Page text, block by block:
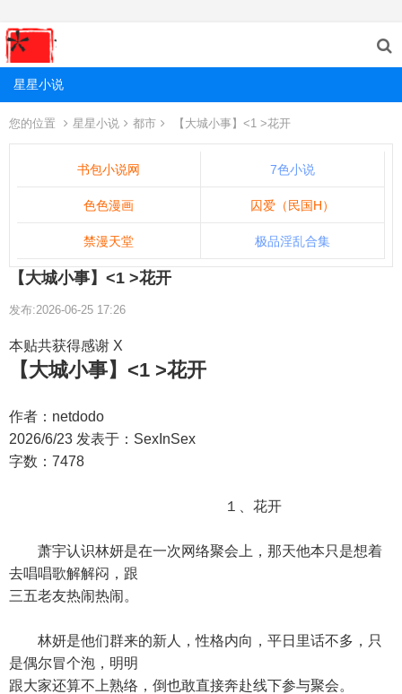
星星小说
您的位置 星星小说 都市 【大城小事】<1 >花开
书包小说网 7色小说
色色漫画 囚爱（民国H）
禁漫天堂 极品淫乱合集
【大城小事】<1 >花开
发布:2026-06-25 17:26
本贴共获得感谢 X
【大城小事】<1 >花开
作者：netdodo
2026/6/23 发表于：SexInSex
字数：7478
１、花开
萧宇认识林妍是在一次网络聚会上，那天他本只是想着
去唱唱歌解解闷，跟
三五老友热闹热闹。
林妍是他们群来的新人，性格内向，平日里话不多，只
是偶尔冒个泡，明明
跟大家还算不上熟络，倒也敢直接奔赴线下参与聚会。